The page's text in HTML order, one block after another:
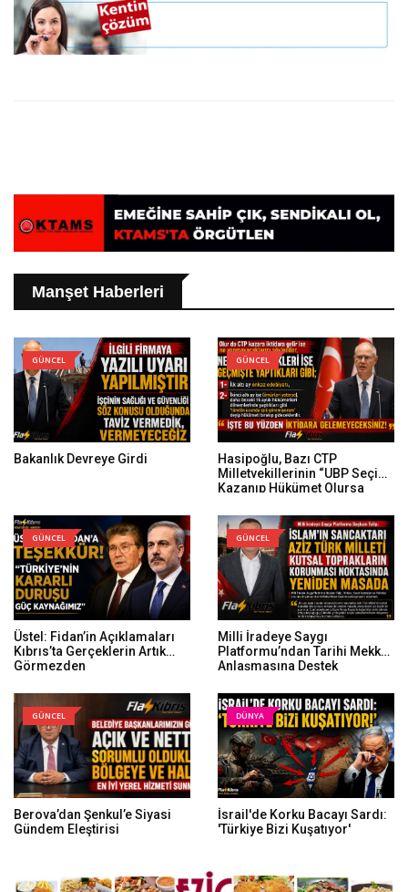
Manşet Haberleri
GÜNCEL
Bakanlık Devreye Girdi
GÜNCEL
Hasipoğlu, Bazı CTP
Milletvekillerinin “UBP Seçimi
Kazanıp Hükümet Olursa
Kesecek” Yönündeki
Açıklamalarına Tepki
Gösterdi
GÜNCEL
Üstel: Fidan’in Açıklamaları
Kıbrıs’ta Gerçeklerin Artık
Görmezden
Koydu
GÜNCEL
Milli İradeye Saygı
Platformu’ndan Tarihi Mekke
Anlaşmasına Destek
GÜNCEL
Berova’dan Şenkul’e Siyasi
Gündem Eleştirisi
DÜNYA
İsrail'de Korku Bacayı Sardı:
'Türkiye Bizi Kuşatıyor'